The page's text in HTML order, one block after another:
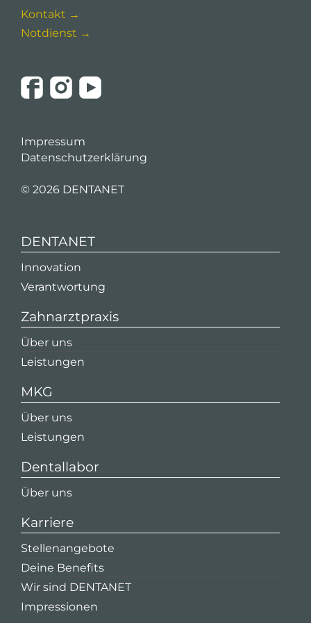
Kontakt →
Notdienst →
Impressum
Datenschutzerklärung
© 2026 DENTANET
DENTANET
Innovation
Verantwortung
Zahnarztpraxis
Über uns
Leistungen
MKG
Über uns
Leistungen
Dentallabor
Über uns
Karriere
Stellenangebote
Deine Benefits
Wir sind DENTANET
Impressionen